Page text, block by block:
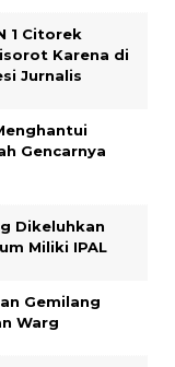
1 Citorek
Karena di
Jurnalis
Gencarnya
Dikeluhkan
Miliki IPAL
Gemilang
Warg